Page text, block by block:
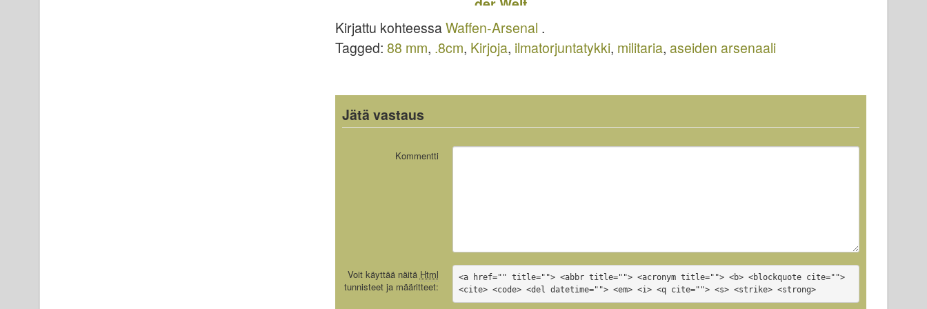
Waffen
Arsenal 127
108
Kirjattu kohteessaWaffen-Arsenal .
Tagged: 88 mm, .8cm, Kirjoja, ilmatorjuntatykki, militaria, aseiden arsenaali
Jätä vastaus
Kommentti
Voit käyttää näitä Html
tunnisteet ja määritteet:
<a href="" title=""> <abbr title=""> <acronym title=""> <b> <blockquote cite="">
<cite> <code> <del datetime=""> <em> <i> <q cite=""> <s> <strike> <strong>